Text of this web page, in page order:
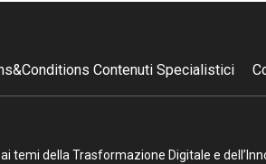
Contenuti Specialistici
temi della Trasformazione Digitale e